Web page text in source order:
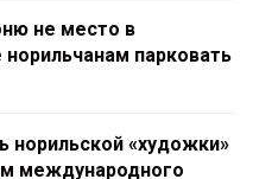
не место в
парковать
норильской «художки»
международного